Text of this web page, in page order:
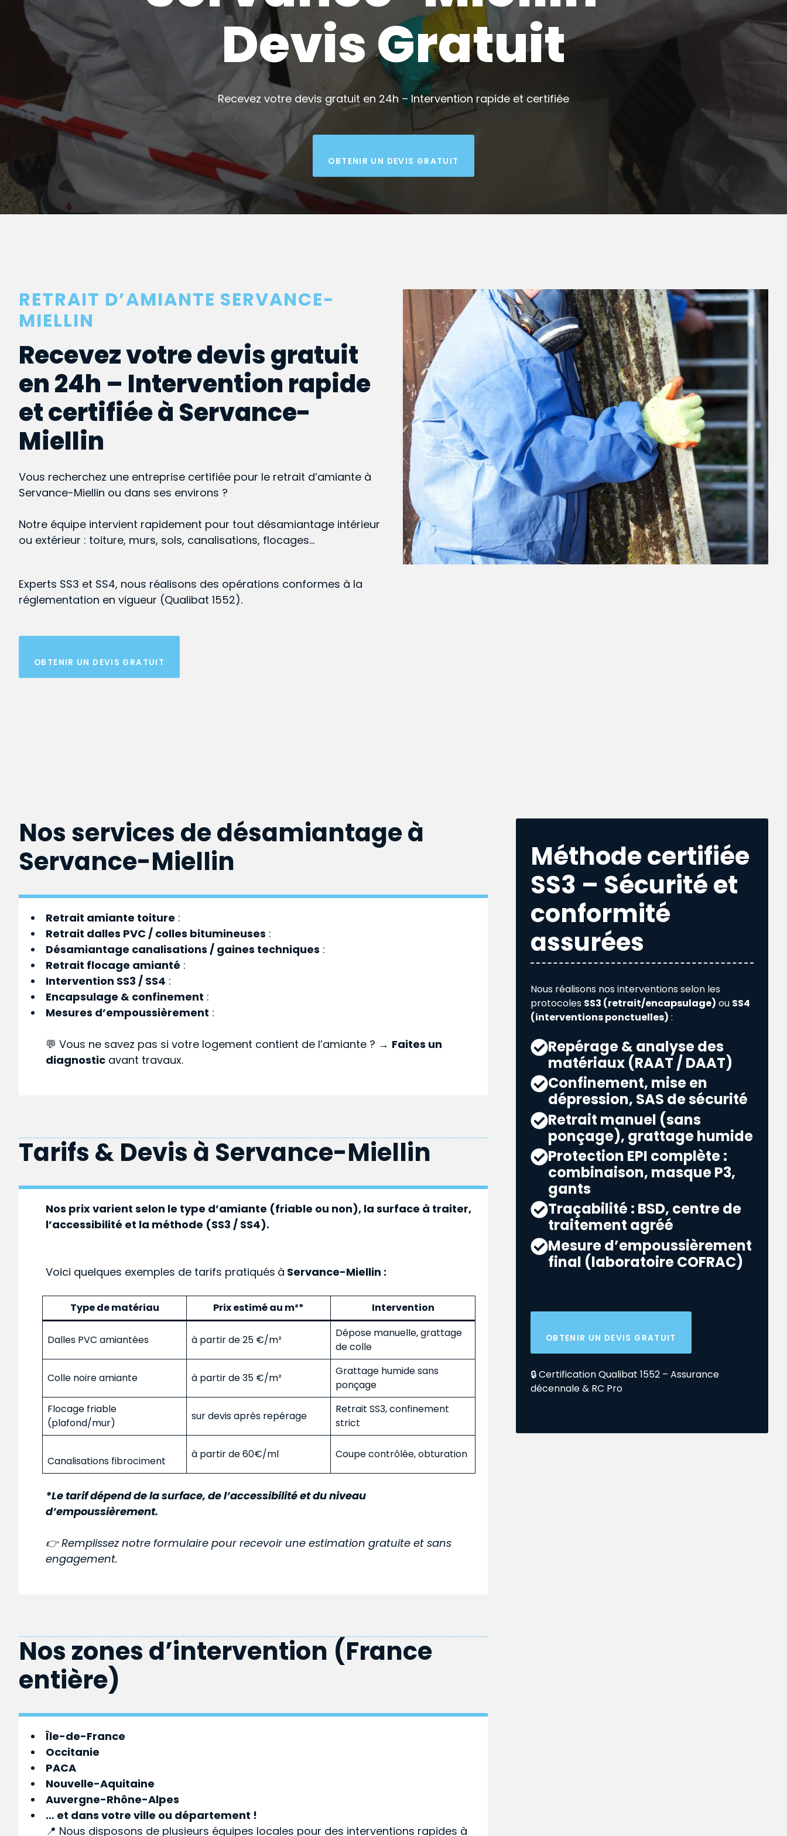
Devis Gratuit
Recevez votre devis gratuit en 24h – Intervention rapide et certifiée
OBTENIR UN DEVIS GRATUIT
RETRAIT D’AMIANTE SERVANCE-
MIELLIN
Recevez votre devis gratuit
en 24h – Intervention rapide
et certifiée à Servance-
Miellin
Vous recherchez une entreprise certifiée pour le retrait d’amiante à
Servance-Miellin ou dans ses environs ?
Notre équipe intervient rapidement pour tout désamiantage intérieur
ou extérieur : toiture, murs, sols, canalisations, flocages…
Experts SS3 et SS4, nous réalisons des opérations conformes à la
réglementation en vigueur (Qualibat 1552).
OBTENIR UN DEVIS GRATUIT
Nos services de désamiantage à
Servance-Miellin
Retrait amiante toiture :
Retrait dalles PVC / colles bitumineuses :
Désamiantage canalisations / gaines techniques :
Retrait flocage amianté :
Intervention SS3 / SS4 :
Encapsulage & confinement :
Mesures d’empoussièrement :
💬 Vous ne savez pas si votre logement contient de l’amiante ? → Faites un
diagnostic avant travaux.
Tarifs & Devis à Servance-Miellin
Nos prix varient selon le type d’amiante (friable ou non), la surface à traiter,
l’accessibilité et la méthode (SS3 / SS4).
Voici quelques exemples de tarifs pratiqués à Servance-Miellin :
Type de matériau Prix estimé au m²* Intervention
Dalles PVC amiantées à partir de 25 €/m²
Dépose manuelle, grattage
de colle
Colle noire amiante à partir de 35 €/m²
Grattage humide sans
ponçage
Flocage friable
(plafond/mur)
sur devis après repérage
Retrait SS3, confinement
strict
Canalisations fibrociment
à partir de 60€/ml Coupe contrôlée, obturation
*Le tarif dépend de la surface, de l’accessibilité et du niveau
d’empoussièrement.
👉 Remplissez notre formulaire pour recevoir une estimation gratuite et sans
engagement.
Nos zones d’intervention (France
entière)
Île-de-France
Occitanie
PACA
Nouvelle-Aquitaine
Auvergne-Rhône-Alpes
… et dans votreville ou département !
📍 Nous disposons de plusieurs équipes locales pour des interventions rapides à
Méthode certifiée
SS3 – Sécurité et
conformité
assurées
Nous réalisons nos interventions selon les
protocoles SS3 (retrait/encapsulage) ou SS4
(interventions ponctuelles) :
Repérage & analyse des
matériaux (RAAT / DAAT)
Confinement, mise en
dépression, SAS de sécurité
Retrait manuel (sans
ponçage), grattage humide
Protection EPI complète :
combinaison, masque P3,
gants
Traçabilité : BSD, centre de
traitement agréé
Mesure d’empoussièrement
final (laboratoire COFRAC)
OBTENIR UN DEVIS GRATUIT
🔒 Certification Qualibat 1552 – Assurance
décennale & RC Pro